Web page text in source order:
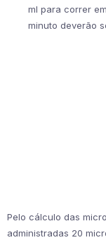
ml para correr
minuto deverão
Pelo cálculo das
administradas 20